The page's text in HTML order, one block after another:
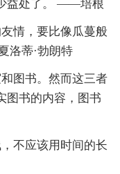
益处了。 ——培根
情，要比像瓜蔓般
洛蒂·勃朗特
图书。然而这三者
图书的内容，图书
不应该用时间的长